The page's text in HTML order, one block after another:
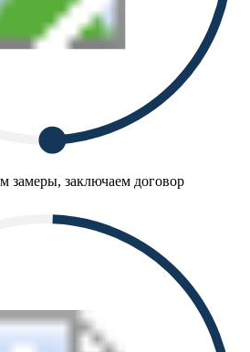
замеры, заключаем договор